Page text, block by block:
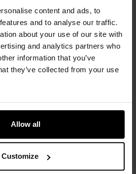
content and ads, to
and to analyse our traffic.
about your use of our site with
and analytics partners who
information that you’ve
they’ve collected from your use
Allow all
Customize
спальні мішки,
EDC, а також
силових структур і
на свіжому повітрі.
ДАНІ
Ні